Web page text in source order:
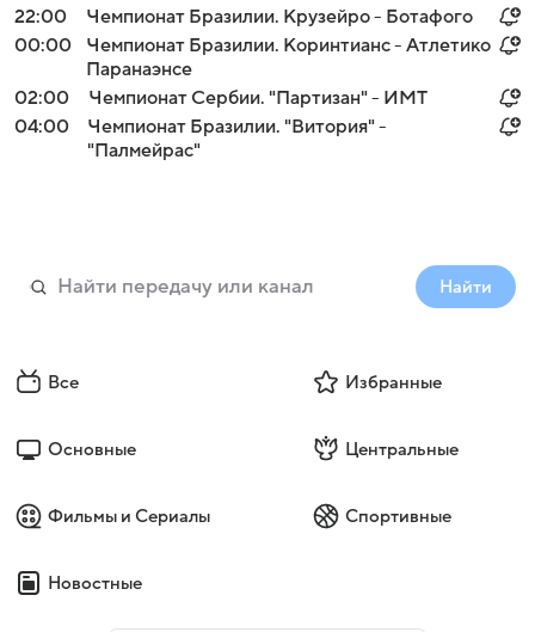
22:00
Чемпионат Бразилии. Крузейро - Ботафого
00:00
Чемпионат Бразилии. Коринтианс - Атлетико
Паранаэнсе
02:00
Чемпионат Сербии. "Партизан" - ИМТ
04:00
Чемпионат Бразилии. "Витория" -
"Палмейрас"
Найти
Все Избранные
Основные Центральные
Фильмы и Сериалы Спортивные
Новостные